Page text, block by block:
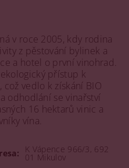
v roce 2005, kdy rodina
z pěstování bylinek a
a hotel o první vinohrad.
přístup k
což vedlo k získání BIO
odhodlání se vinařství
16 hektarů vinic a
vína.
K Vápence 966/3, 692
01 Mikulov